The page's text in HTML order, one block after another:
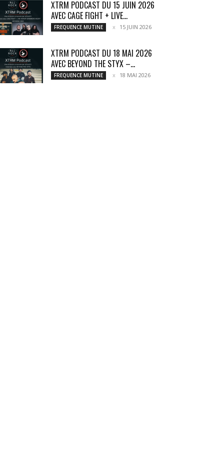
XTRM PODCAST DU 15 JUIN 2026
AVEC CAGE FIGHT + LIVE...
FREQUENCE MUTINE 15 JUIN 2026
XTRM PODCAST DU 18 MAI 2026
AVEC BEYOND THE STYX –...
FREQUENCE MUTINE 18 MAI 2026